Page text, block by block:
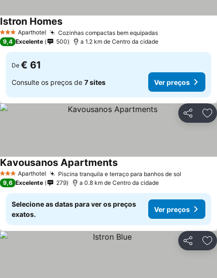
3 EstrelasAparthotel Cozinhas compactas bem equipadas
Istron Homes
9,4 Excelente 500 a 1.2 km de Centro da cidade
De € 61
Consulte os preços de 7 sites Ver preços
Partilhar
3 EstrelasAparthotel Piscina tranquila e terraço para banhos de sol
Kavousanos Apartments
9,6 Excelente 279 a 0.8 km de Centro da cidade
Selecione as datas para ver os preços
exatos.
Ver preços
Partilhar